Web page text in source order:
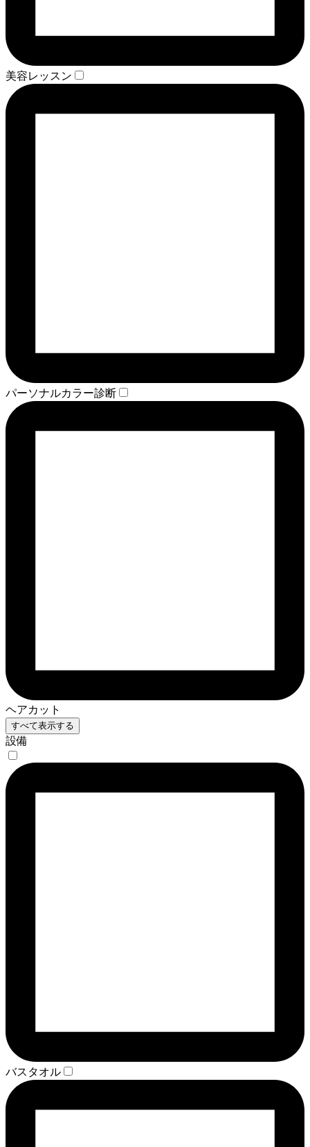
美容レッスン
パーソナルカラー診断
ヘアカット
すべて表示する
設備
バスタオル